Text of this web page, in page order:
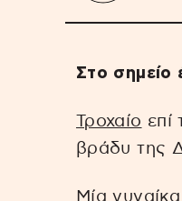
Στο
Τροχαίο
βράδυ της
Μία